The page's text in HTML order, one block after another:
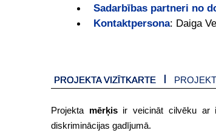
Sadarbības partneri no
Kontaktpersona: Daiga
PROJEKTA VIZĪTKARTE
Projekta mērķisir veicināt cilvēku ar
diskriminācijas gadījumā.